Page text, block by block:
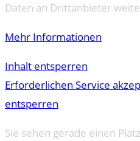
Daten an Drittanbieter
Mehr Informationen
Inhalt entsperren
Erforderlichen Service
entsperren
Sie sehen gerade einen